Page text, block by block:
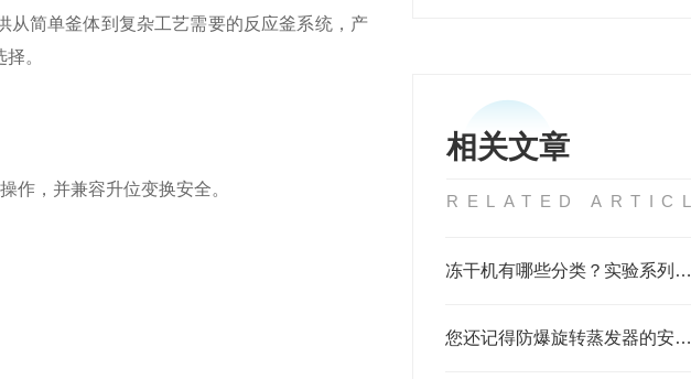
相关文章
RELATED
冻干机有哪些分类？实验系列又如何细分？
您还记得防爆旋转蒸发器的安装和操作步骤吗？
简单釜体到复杂工艺需要的反应釜系统，产
。
作，并兼容升位变换安全。